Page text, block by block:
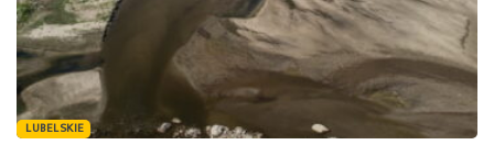
LUBELSKIE